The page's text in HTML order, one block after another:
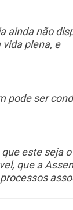
ainda não
plena, e
pode ser
que este
que a